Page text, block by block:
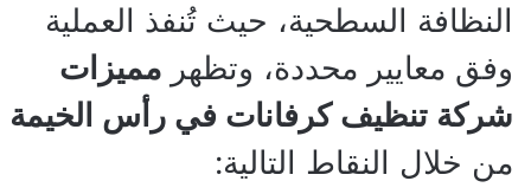
النظافة السطحية، حيث تُنفذ العملية
وفق معايير محددة، وتظهر مميزات
شركة تنظيف كرفانات في رأس الخيمة
من خلال النقاط التالية: